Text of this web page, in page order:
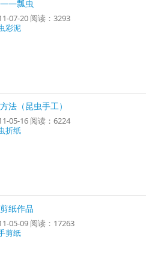
——瓢虫
07-20 阅读：3293
彩泥
法（昆虫手工）
05-16 阅读：6224
折纸
纸作品
05-09 阅读：17263
剪纸